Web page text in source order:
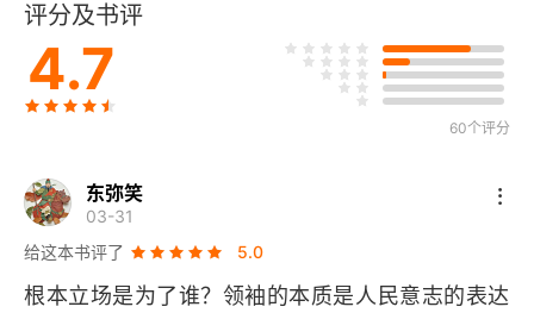
“在最坏的可能性上建立我们的政策”
从山水诗人到造反诗人——毛泽东读评谢灵运
器识为先——毛泽东谈古代知识分子参政言政
“务虚”之用
评分及书评
4.7
60个评分
东弥笑
03-31
给这本书评了
5.0
根本立场是为了谁？领袖的本质是人民意志的表达